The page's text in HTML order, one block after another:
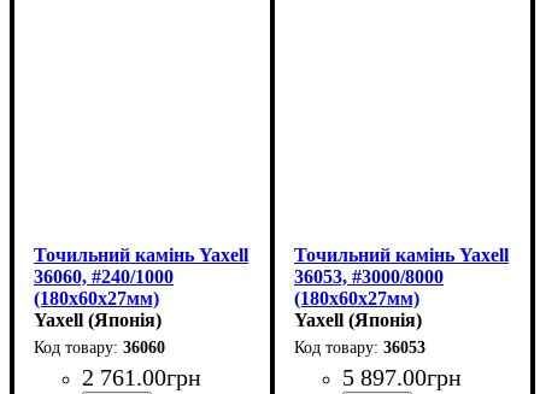
Точильний камінь Yaxell
36060, #240/1000
(180х60х27мм)
Yaxell (Японія)
36060
2 761.00грн
Точильний камінь Yaxell
36053, #3000/8000
(180х60х27мм)
Yaxell (Японія)
36053
5 897.00грн